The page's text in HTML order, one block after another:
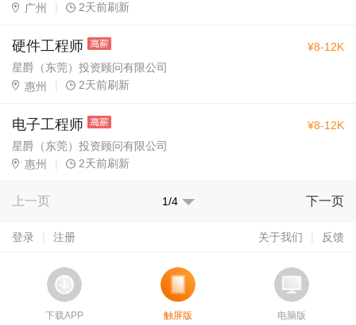
广州
| 2天前刷新
硬件工程师
星爵（东莞）投资顾问有限公司
惠州
| 2天前刷新
¥8-12K
电子工程师
星爵（东莞）投资顾问有限公司
惠州
| 2天前刷新
¥8-12K
上一页 下一页
1/4
登录 | 注册 关于我们 | 反馈
下载APP 触屏版 电脑版